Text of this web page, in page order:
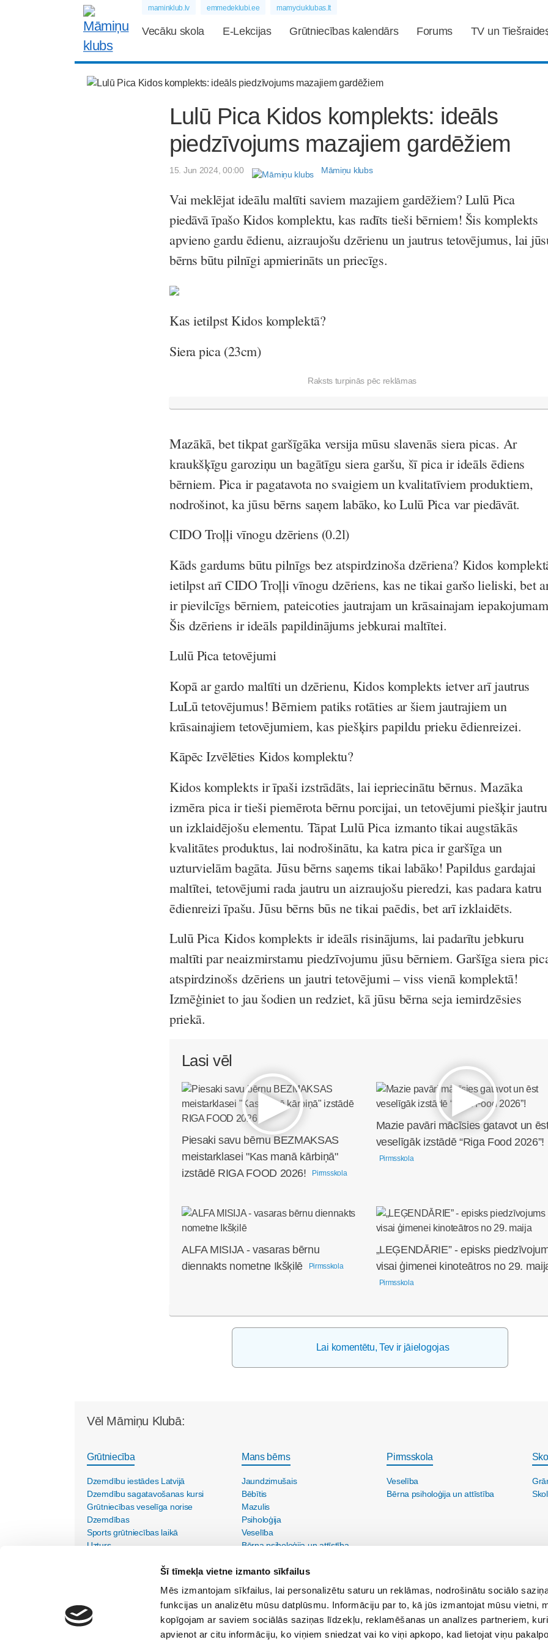
Šī tīmekļa vietne izmanto sīkfailus
Mēs izmantojam sīkfailus, lai personalizētu saturu un reklāmas, nodrošinātu sociālo
funkcijas un analizētu mūsu datplūsmu. Informāciju par to, kā jūs izmantojat mūsu vietni,
kopīgojam ar saviem sociālās saziņas līdzekļu, reklamēšanas un analīzes partneriem,
apvienot ar citu informāciju, ko viņiem sniedzat vai ko viņi apkopo, kad lietojat viņu
maminklub.lv emmedeklubi.ee mamyciuklubas.lt
Vecāku skola E-Lekcijas Grūtniecības kalendārs Forums TV un
Lulū Pica Kidos komplekts: ideāls
piedzīvojums mazajiem gardēžiem
15. Jun 2024, 00:00 Māmiņu klubs
Vai meklējat ideālu maltīti saviem mazajiem gardēžiem? Lulū Pica
piedāvā īpašo Kidos komplektu, kas radīts tieši bērniem! Šis komplekts
apvieno gardu ēdienu, aizraujošu dzērienu un jautrus tetovējumus, lai
bērns būtu pilnīgi apmierināts un priecīgs.
Kas ietilpst Kidos komplektā?
Siera pica (23cm)
Raksts turpinās pēc reklāmas
Mazākā, bet tikpat garšīgāka versija mūsu slavenās siera picas. Ar
kraukšķīgu garoziņu un bagātīgu siera garšu, šī pica ir ideāls ēdiens
bērniem. Pica ir pagatavota no svaigiem un kvalitatīviem produktiem,
nodrošinot, ka jūsu bērns saņem labāko, ko Lulū Pica var piedāvāt.
CIDO Troļļi vīnogu dzēriens (0.2l)
Kāds gardums būtu pilnīgs bez atspirdzinoša dzēriena? Kidos
ietilpst arī CIDO Troļļi vīnogu dzēriens, kas ne tikai garšo lieliski, bet
ir pievilcīgs bērniem, pateicoties jautrajam un krāsainajam
Šis dzēriens ir ideāls papildinājums jebkurai maltītei.
Lulū Pica tetovējumi
Kopā ar gardo maltīti un dzērienu, Kidos komplekts ietver arī jautrus
LuLū tetovējumus! Bērniem patiks rotāties ar šiem jautrajiem un
krāsainajiem tetovējumiem, kas piešķirs papildu prieku ēdienreizei.
Kāpēc Izvēlēties Kidos komplektu?
Kidos komplekts ir īpaši izstrādāts, lai iepriecinātu bērnus. Mazāka
izmēra pica ir tieši piemērota bērnu porcijai, un tetovējumi piešķir jautru
un izklaidējošu elementu. Tāpat Lulū Pica izmanto tikai augstākās
kvalitātes produktus, lai nodrošinātu, ka katra pica ir garšīga un
uzturvielām bagāta. Jūsu bērns saņems tikai labāko! Papildus gardajai
maltītei, tetovējumi rada jautru un aizraujošu pieredzi, kas padara katru
ēdienreizi īpašu. Jūsu bērns būs ne tikai paēdis, bet arī izklaidēts.
Lulū Pica Kidos komplekts ir ideāls risinājums, lai padarītu jebkuru
maltīti par neaizmirstamu piedzīvojumu jūsu bērniem. Garšīga siera
atspirdzinošs dzēriens un jautri tetovējumi – viss vienā komplektā!
Izmēģiniet to jau šodien un redziet, kā jūsu bērna seja iemirdzēsies
priekā.
Lasi vēl
Piesaki savu bērnu BEZMAKSAS
meistarklasei "Kas manā kārbiņā"
izstādē RIGA FOOD 2026!
Pirmsskola
Mazie pavāri mācīsies gatavot un
veselīgāk izstādē “Riga Food 2026”!
Pirmsskola
ALFA MISIJA - vasaras bērnu
diennakts nometne Ikšķilē
Pirmsskola
„LEĢENDĀRIE” - episks
visai ģimenei kinoteātros no 29.
Pirmsskola
Lai komentētu, Tev ir jāielogojas
Vēl Māmiņu Klubā:
Grūtniecība
Dzemdību iestādes Latvijā
Dzemdību sagatavošanas kursi
Grūtniecības veselīga norise
Dzemdības
Sports grūtniecības laikā
Uzturs
Mans bērns
Jaundzimušais
Bēbītis
Mazulis
Psiholoģija
Veselība
Bērna psiholoģija un attīstība
Pirmsskola
Veselība
Bērna psiholoģija un attīstība
SIA "Lietišķās kreativitātes grupa"